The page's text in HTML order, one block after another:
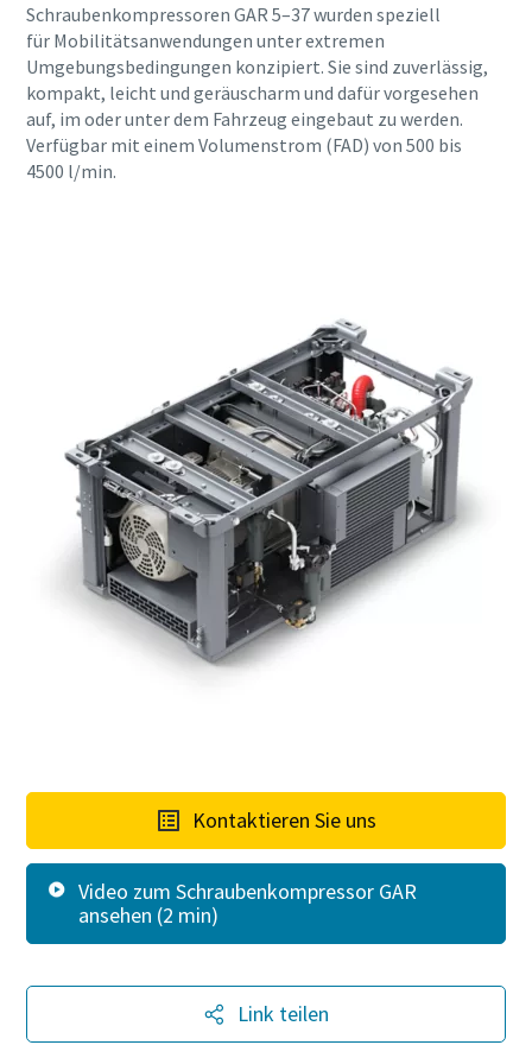
Schraubenkompressoren GAR 5–37 wurden speziell
für Mobilitätsanwendungen unter extremen
Umgebungsbedingungen konzipiert. Sie sind zuverlässig,
kompakt, leicht und geräuscharm und dafür vorgesehen
auf, im oder unter dem Fahrzeug eingebaut zu werden.
Verfügbar mit einem Volumenstrom (FAD) von 500 bis
4500 l/min.
Kontaktieren Sie uns
Video zum Schraubenkompressor GAR
ansehen (2 min)
Link teilen
Alle mit (*) gekennzeichnete Felder sind
Pflichtfelder.
Persönliche Angaben
Telefon
Weitere Informationen
Firma
Stadt
Postleitzahl